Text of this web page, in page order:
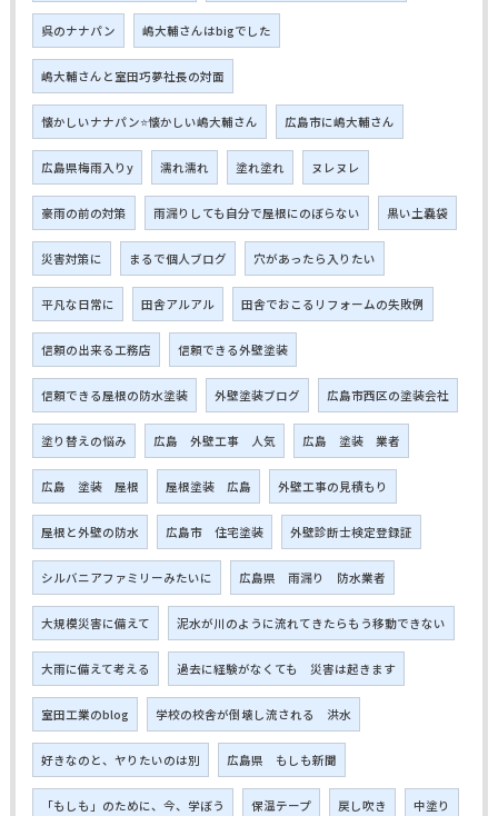
呉のナナパン 嶋大輔さんはbigでした
嶋大輔さんと室田巧夢社長の対面
懐かしいナナパン⭐懐かしい嶋大輔さん 広島市に嶋大輔さん
広島県梅雨入りy 濡れ濡れ 塗れ塗れ ヌレヌレ
豪雨の前の対策 雨漏りしても自分で屋根にのぼらない 黒い土嚢袋
災害対策に まるで個人ブログ 穴があったら入りたい
平凡な日常に 田舎アルアル 田舎でおこるリフォームの失敗例
信頼の出来る工務店 信頼できる外壁塗装
信頼できる屋根の防水塗装 外壁塗装ブログ 広島市西区の塗装会社
塗り替えの悩み 広島 外壁工事 人気 広島 塗装 業者
広島 塗装 屋根 屋根塗装 広島 外壁工事の見積もり
屋根と外壁の防水 広島市 住宅塗装 外壁診断士検定登録証
シルバニアファミリーみたいに 広島県 雨漏り 防水業者
大規模災害に備えて 泥水が川のように流れてきたらもう移動できない
大雨に備えて考える 過去に経験がなくても 災害は起きます
室田工業のblog 学校の校舎が倒壊し流される 洪水
好きなのと、ヤりたいのは別 広島県 もしも新聞
「もしも」のために、今、学ぼう 保温テープ 戻し吹き 中塗り